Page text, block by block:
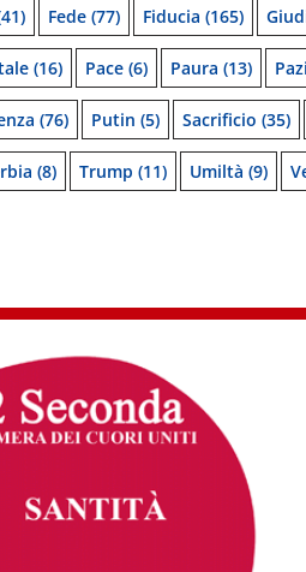
Fede (77) Fiducia (165)
(16) Pace (6) Paura (13)
(76) Putin (5) Sacrificio (35)
(8) Trump (11) Umiltà (9)